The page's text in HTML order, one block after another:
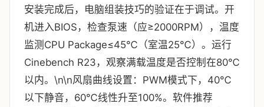
安装完成后，电脑组装技巧的验证在于调试。开
机进入BIOS，检查泵速（应≥2000RPM），温度
监测CPU Package≤45℃（室温25℃）。运行
Cinebench R23，观察满载温度是否控制在80℃
以内。\n\n风扇曲线设置：PWM模式下，40℃
以下静音，60℃线性升至100%。软件推荐